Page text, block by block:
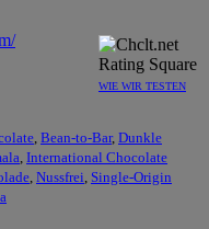
WIE WIR TESTEN
Bean-to-Bar, Dunkle
International Chocolate
Nussfrei Single-Origin